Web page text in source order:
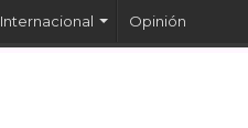
Internacional Opinión